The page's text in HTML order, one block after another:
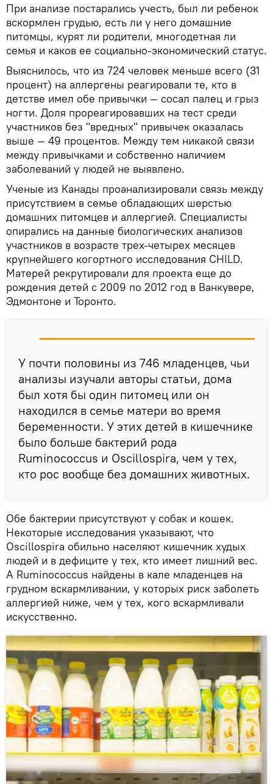
При анализе постарались учесть, был ли ребенок
вскормлен грудью, есть ли у него домашние
питомцы, курят ли родители, многодетная ли
семья и каков ее социально-экономический статус.
Выяснилось, что из 724 человек меньше всего (31
процент) на аллергены реагировали те, кто в
детстве имел обе привычки — сосал палец и грыз
ногти. Доля прореагировавших на тест среди
участников без "вредных" привычек оказалась
выше — 49 процентов. Между тем никакой связи
между привычками и собственно наличием
заболеваний у людей не выявлено.
Ученые из Канады проанализировали связь между
присутствием в семье обладающих шерстью
домашних питомцев и аллергией. Специалисты
опирались на данные биологических анализов
участников в возрасте трех-четырех месяцев
крупнейшего когортного исследования CHILD.
Матерей рекрутировали для проекта еще до
рождения детей с 2009 по 2012 год в Ванкувере,
Эдмонтоне и Торонто.
У почти половины из 746 младенцев, чьи
анализы изучали авторы статьи, дома
был хотя бы один питомец или он
находился в семье матери во время
беременности. У этих детей в кишечнике
было больше бактерий рода
Ruminococcus и Oscillospira, чем у тех,
кто рос вообще без домашних животных.
Обе бактерии присутствуют у собак и кошек.
Некоторые исследования указывают, что
Oscillospira обильно населяют кишечник худых
людей и в дефиците у тех, кто имеет лишний вес.
А Ruminococcus найдены в кале младенцев на
грудном вскармливании, у которых риск заболеть
аллергией ниже, чем у тех, кого вскармливали
искусственно.